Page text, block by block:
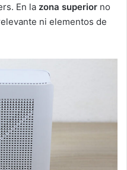
En la zona superior no
ni elementos de